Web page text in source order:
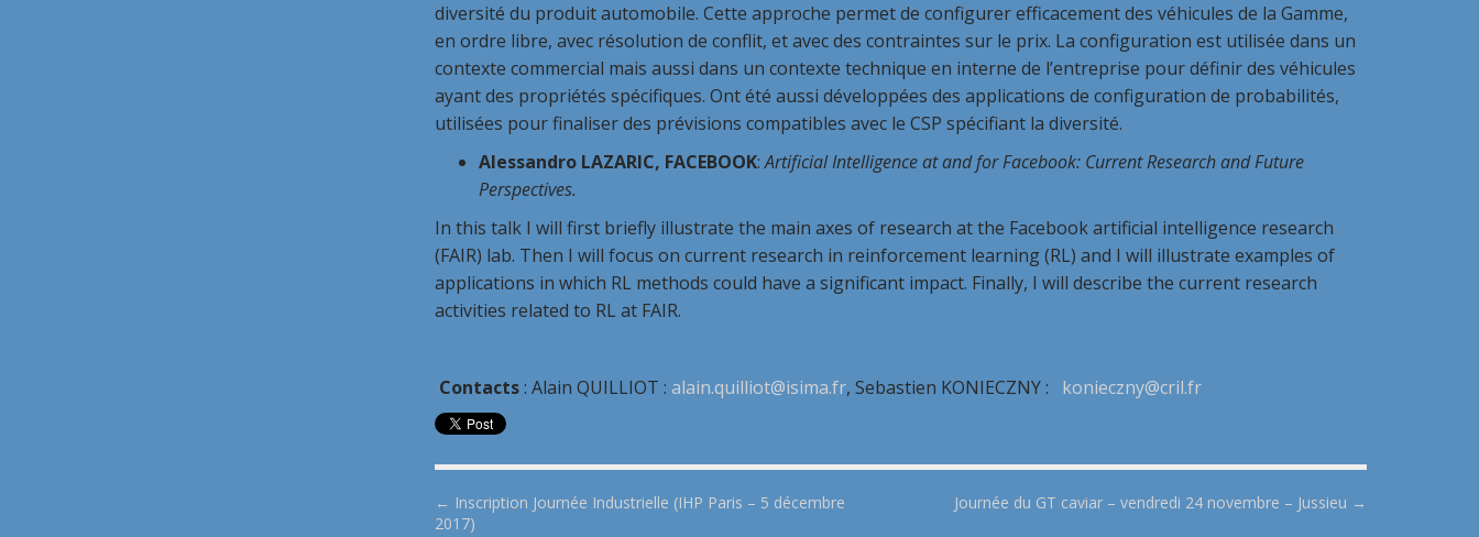
diversité du produit automobile. Cette approche permet de configurer efficacement des véhicules de la Gamme,
en ordre libre, avec résolution de conflit, et avec des contraintes sur le prix. La configuration est utilisée dans un
contexte commercial mais aussi dans un contexte technique en interne de l’entreprise pour définir des véhicules
ayant des propriétés spécifiques. Ont été aussi développées des applications de configuration de probabilités,
utilisées pour finaliser des prévisions compatibles avec le CSP spécifiant la diversité.
Alessandro LAZARIC, FACEBOOK:Artificial Intelligence at and for Facebook: Current Research and Future
Perspectives.
In this talk I will first briefly illustrate the main axes of research at the Facebook artificial intelligence research
(FAIR) lab. Then I will focus on current research in reinforcement learning (RL) and I will illustrate examples of
applications in which RL methods could have a significant impact. Finally, I will describe the current research
activities related to RL at FAIR.
Contacts: Alain QUILLIOT : alain.quilliot@isima.fr, Sebastien KONIECZNY : konieczny@cril.fr
P
← Inscription Journée Industrielle (IHP Paris – 5 décembre
2017)
Journée du GT caviar – vendredi 24 novembre – Jussieu →